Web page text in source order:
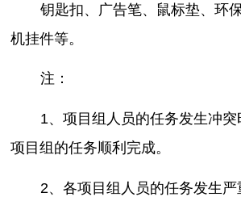
钥匙扣、广告笔、鼠标垫、环
机挂件等。
注：
1、项目组人员的任务发生冲
项目组的任务顺利完成。
2、各项目组人员的任务发生